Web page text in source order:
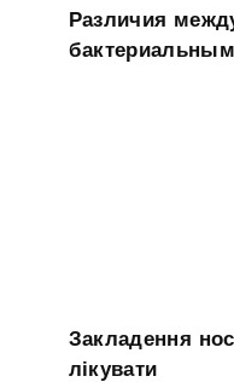
Различия
Закладення
лікувати